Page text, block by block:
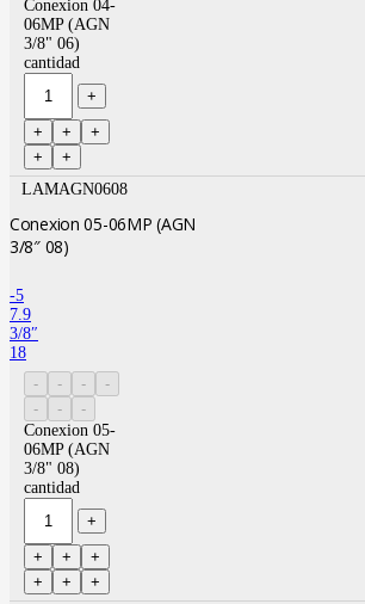
Conexion 04-
06MP (AGN
3/8" 06)
cantidad
LAMAGN0608
Conexion 05-06MP (AGN
3/8″ 08)
-5
7.9
3/8″
18
Conexion 05-
06MP (AGN
3/8" 08)
cantidad